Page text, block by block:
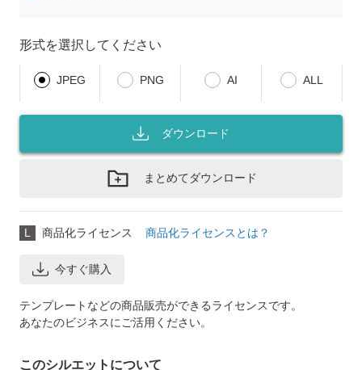
形式を選択してください
JPEG PNG AI ALL
ダウンロード
まとめてダウンロード
L 商品化ライセンス 商品化ライセンスとは？
今すぐ購入
テンプレートなどの商品販売ができるライセンスです。
あなたのビジネスにご活用ください。
このシルエットについて